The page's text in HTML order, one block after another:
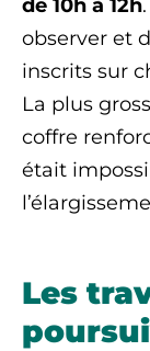
de 10h à 12h
observer et
inscrits sur
La plus
coffre
était
Les